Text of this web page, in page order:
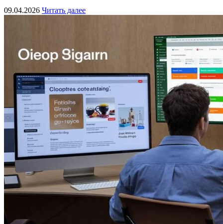
09.04.2026 Читать далее